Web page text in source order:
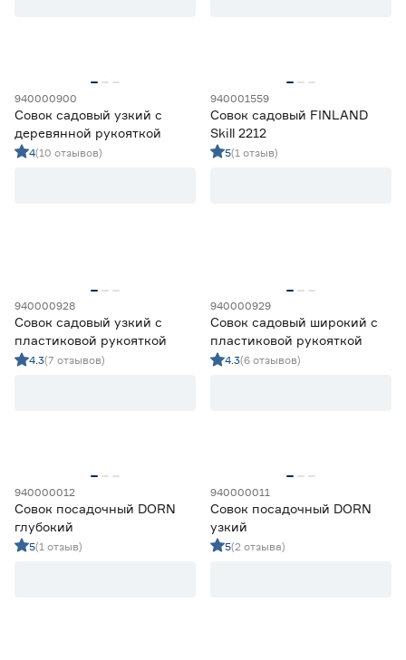
Цена
от до
Углеродистая сталь
0
Материал рукоятки
DORN
DORN PRO
FINLAND
Ещё 5
940000900
Совок садовый узкий с
деревянной рукояткой
4(10 отзывов)
940001559
Совок садовый FINLAND
Skill 2212
5(1 отзыв)
940000928
Совок садовый узкий с
пластиковой рукояткой
4.3(7 отзывов)
940000929
Совок садовый широкий с
пластиковой рукояткой
4.3(6 отзывов)
940000012
Совок посадочный DORN
глубокий
5(1 отзыв)
940000011
Совок посадочный DORN
узкий
5(2 отзыва)